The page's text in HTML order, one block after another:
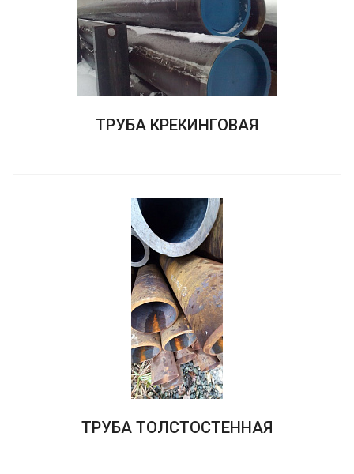
ТРУБА КРЕКИНГОВАЯ
ТРУБА ТОЛСТОСТЕННАЯ